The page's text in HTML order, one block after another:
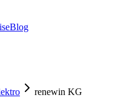
Blog
renewin KG